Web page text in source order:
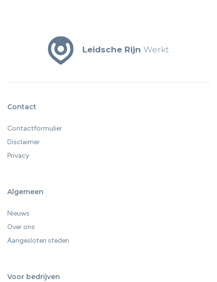
Leidsche Rijn Werkt
Contact
Contactformulier
Disclaimer
Privacy
Algemeen
Nieuws
Over ons
Aangesloten steden
Voor bedrijven